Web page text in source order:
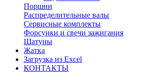
Поршни
Распределительные валы
Сервисные комплекты
Форсунки и свечи зажигания
Шатуны
Жатка
Загрузка из Excel
КОНТАКТЫ